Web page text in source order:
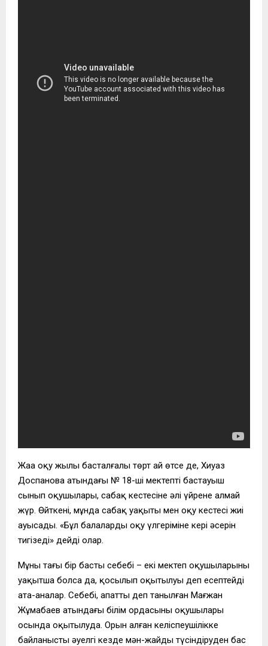
Жаңа оқу жылы басталғалы төрт ай өтсе де, Хиуаз
Доспанова атындағы № 18-ші мектептің бастауыш
сынып оқушылары, сабақ кестесіне әлі үйрене алмай
жүр. Өйткені, мұнда сабақ уақыты мен оқу кестесі жиі
ауысады. «Бұл балалардың оқу үлгеріміне кері әсерін
тигізеді» дейді олар.
Мұның тағы бір басты себебі – екі мектеп оқушыларының
уақытша болса да, қосылып оқытылуы деп есептейді
ата-аналар. Себебі, апатты деп танылған Мағжан
Жұмабаев атындағы білім ордасының оқушылары
осында оқытылуда. Орын алған келіспеушілікке
байланысты әуелгі кезде мән-жайды түсіндіруден бас